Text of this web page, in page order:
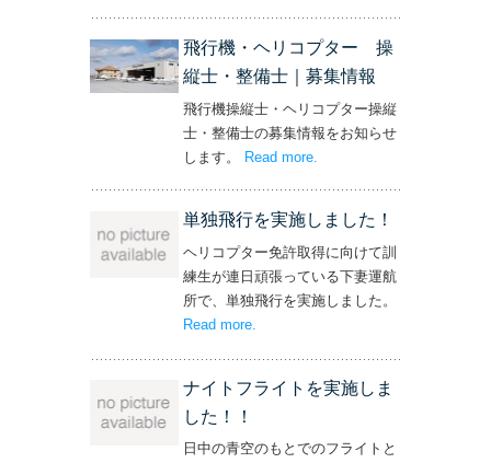
飛行機・ヘリコプター 操
縦士・整備士｜募集情報
飛行機操縦士・ヘリコプター操縦
士・整備士の募集情報をお知らせ
します。 Read more
単独飛行を実施しました！
ヘリコプター免許取得に向けて訓
練生が連日頑張っている下妻運航
所で、単独飛行を実施しました。
Read more
ナイトフライトを実施しま
した！！
日中の青空のもとでのフライトと